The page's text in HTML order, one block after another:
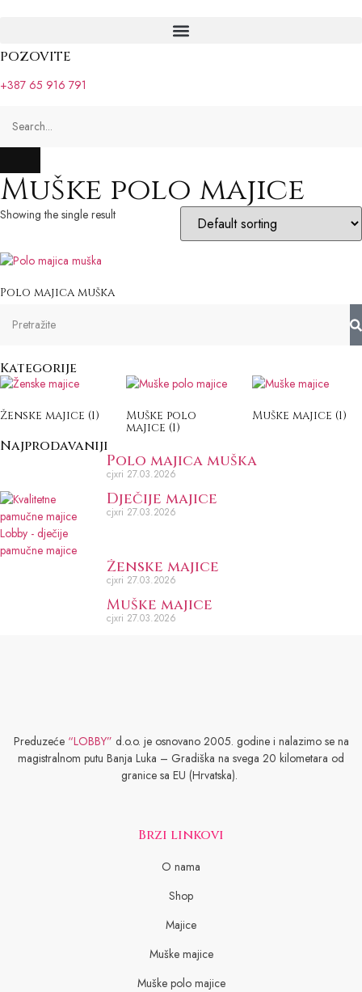
POZOVITE
+387 65 916 791
Muške polo majice
Showing the single result
Polo majica muška
Kategorije
Ženske majice (1) Muške polo
majice (1)
Muške majice (1)
Najprodavaniji
Polo majica muška
cjxri 27.03.2026
Dječije majice
cjxri 27.03.2026
Ženske majice
cjxri 27.03.2026
Muške majice
cjxri 27.03.2026
Preduzeće “LOBBY” d.o.o. je osnovano 2005. godine i nalazimo se na
magistralnom putu Banja Luka – Gradiška na svega 20 kilometara od
granice sa EU (Hrvatska).
Brzi linkovi
O nama
Shop
Majice
Muške majice
Muške polo majice